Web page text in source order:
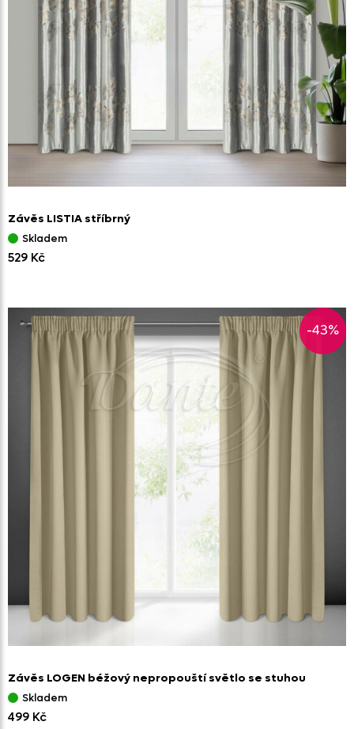
Závěs LISTIA stříbrný
Skladem
529 Kč
-43%
Závěs LOGEN béžový nepropouští světlo se stuhou
Skladem
499 Kč